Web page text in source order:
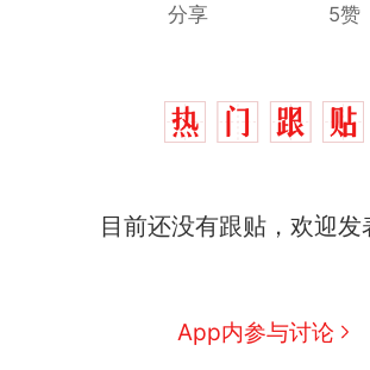
分享 5赞
目前还没有跟贴，欢迎发
App内参与讨论
新 全球唯一没有法
家，刚改国名，总